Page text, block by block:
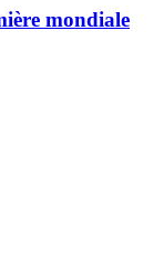
mondiale